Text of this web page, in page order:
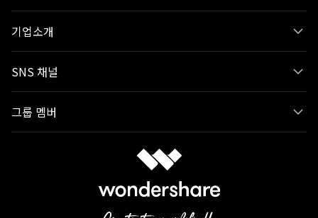
기업소개
SNS 채널
그룹 멤버